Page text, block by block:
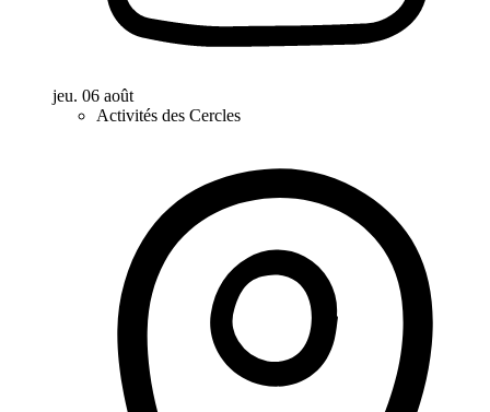
jeu. 06 août
Activités des Cercles